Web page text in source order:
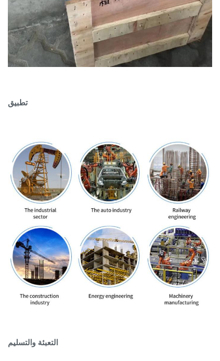
تطبيق
التعبئة والتسليم